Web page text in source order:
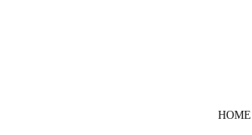
HOME